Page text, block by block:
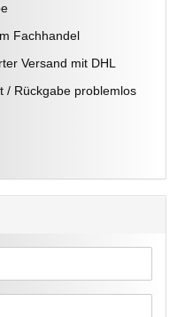
Fachhandel
Versand mit DHL
/ Rückgabe problemlos